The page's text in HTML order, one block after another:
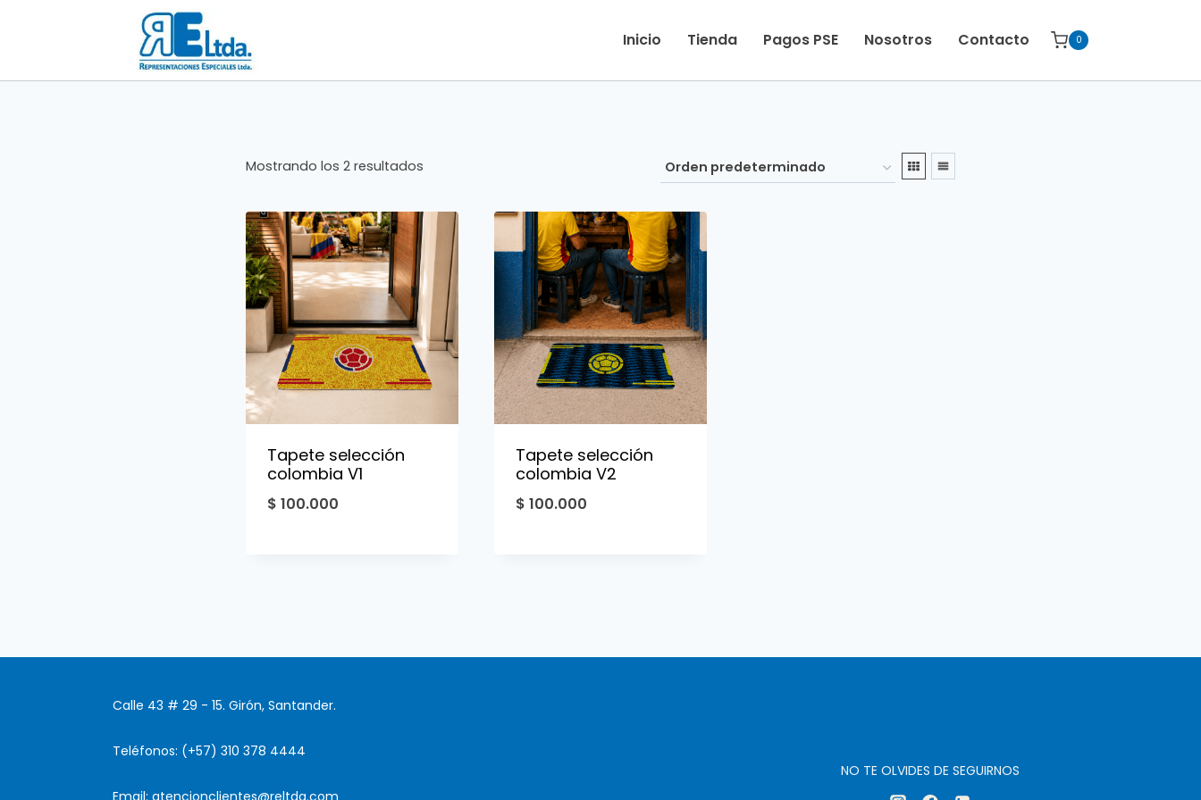
Inicio Tienda Pagos PSE Nosotros Contacto 0
Mostrando los 2 resultados
Tapete selección
colombia V1
$ 100.000
Tapete selección
colombia V2
$ 100.000
Calle 43 # 29 - 15. Girón, Santander.
Teléfonos: (+57) 310 378 4444
Email: atencionclientes@reltda.com
NO TE OLVIDES DE SEGUIRNOS